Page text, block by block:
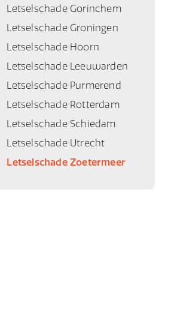
Letselschade Gorinchem
Letselschade Groningen
Letselschade Hoorn
Letselschade Leeuwarden
Letselschade Purmerend
Letselschade Rotterdam
Letselschade Schiedam
Letselschade Utrecht
Letselschade Zoetermeer